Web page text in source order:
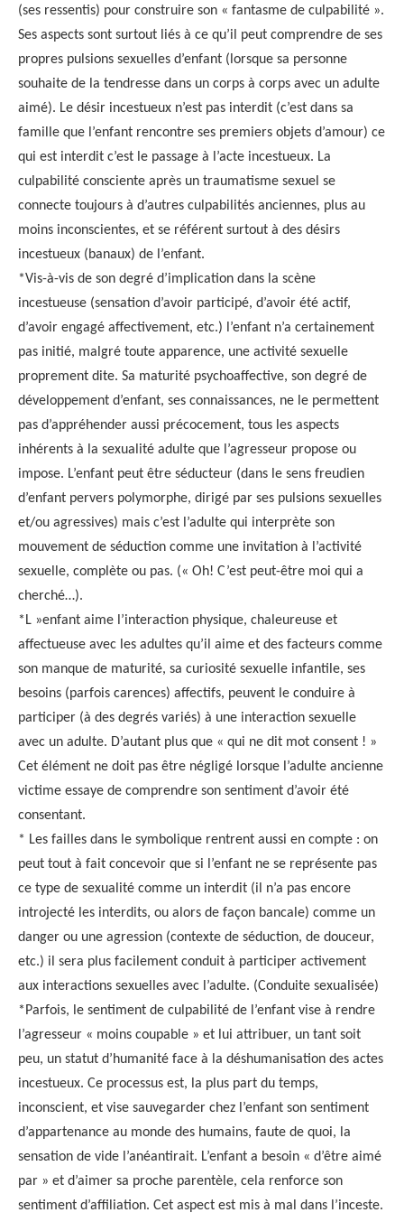
(ses ressentis) pour construire son « fantasme de culpabilité ».
Ses aspects sont surtout liés à ce qu’il peut comprendre de ses
propres pulsions sexuelles d’enfant (lorsque sa personne
souhaite de la tendresse dans un corps à corps avec un adulte
aimé). Le désir incestueux n’est pas interdit (c’est dans sa
famille que l’enfant rencontre ses premiers objets d’amour) ce
qui est interdit c’est le passage à l’acte incestueux. La
culpabilité consciente après un traumatisme sexuel se
connecte toujours à d’autres culpabilités anciennes, plus au
moins inconscientes, et se référent surtout à des désirs
incestueux (banaux) de l’enfant.
*Vis-à-vis de son degré d’implication dans la scène
incestueuse (sensation d’avoir participé, d’avoir été actif,
d’avoir engagé affectivement, etc.) l’enfant n’a certainement
pas initié, malgré toute apparence, une activité sexuelle
proprement dite. Sa maturité psychoaffective, son degré de
développement d’enfant, ses connaissances, ne le permettent
pas d’appréhender aussi précocement, tous les aspects
inhérents à la sexualité adulte que l’agresseur propose ou
impose. L’enfant peut être séducteur (dans le sens freudien
d’enfant pervers polymorphe, dirigé par ses pulsions sexuelles
et/ou agressives) mais c’est l’adulte qui interprète son
mouvement de séduction comme une invitation à l’activité
sexuelle, complète ou pas. (« Oh! C’est peut-être moi qui a
cherché…).
*L »enfant aime l’interaction physique, chaleureuse et
affectueuse avec les adultes qu’il aime et des facteurs comme
son manque de maturité, sa curiosité sexuelle infantile, ses
besoins (parfois carences) affectifs, peuvent le conduire à
participer (à des degrés variés) à une interaction sexuelle
avec un adulte. D’autant plus que « qui ne dit mot consent ! »
Cet élément ne doit pas être négligé lorsque l’adulte ancienne
victime essaye de comprendre son sentiment d’avoir été
consentant.
* Les failles dans le symbolique rentrent aussi en compte : on
peut tout à fait concevoir que si l’enfant ne se représente pas
ce type de sexualité comme un interdit (il n’a pas encore
introjecté les interdits, ou alors de façon bancale) comme un
danger ou une agression (contexte de séduction, de douceur,
etc.) il sera plus facilement conduit à participer activement
aux interactions sexuelles avec l’adulte. (Conduite sexualisée)
*Parfois, le sentiment de culpabilité de l’enfant vise à rendre
l’agresseur « moins coupable » et lui attribuer, un tant soit
peu, un statut d’humanité face à la déshumanisation des actes
incestueux. Ce processus est, la plus part du temps,
inconscient, et vise sauvegarder chez l’enfant son sentiment
d’appartenance au monde des humains, faute de quoi, la
sensation de vide l’anéantirait. L’enfant a besoin « d’être aimé
par » et d’aimer sa proche parentèle, cela renforce son
sentiment d’affiliation. Cet aspect est mis à mal dans l’inceste.